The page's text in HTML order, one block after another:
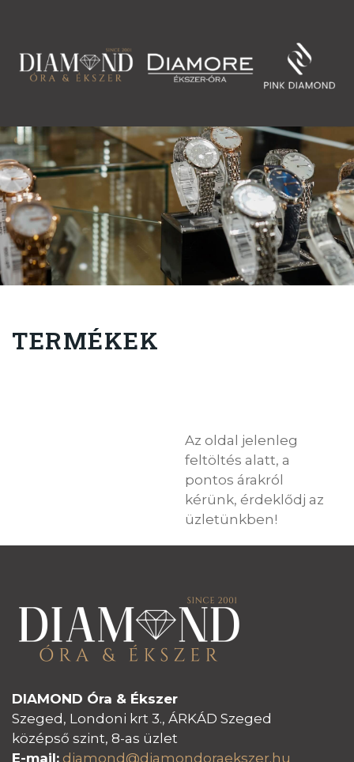
TERMÉKEK
Az oldal jelenleg
feltöltés alatt, a
pontos árakról
kérünk, érdeklődj az
üzletünkben!
DIAMOND Óra & Ékszer
Szeged, Londoni krt 3., ÁRKÁD Szeged
középső szint, 8-as üzlet
E-mail: diamond@diamondoraekszer.hu